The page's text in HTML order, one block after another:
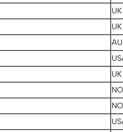
UK
UK
UK